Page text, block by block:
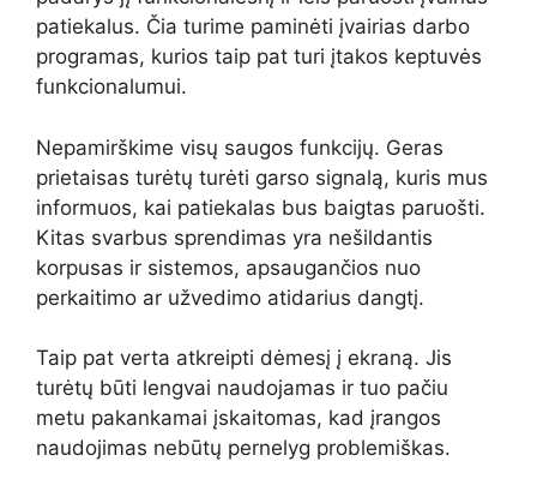
patiekalus. Čia turime paminėti įvairias darbo
programas, kurios taip pat turi įtakos keptuvės
funkcionalumui.
Nepamirškime visų saugos funkcijų. Geras
prietaisas turėtų turėti garso signalą, kuris mus
informuos, kai patiekalas bus baigtas paruošti.
Kitas svarbus sprendimas yra nešildantis
korpusas ir sistemos, apsaugančios nuo
perkaitimo ar užvedimo atidarius dangtį.
Taip pat verta atkreipti dėmesį į ekraną. Jis
turėtų būti lengvai naudojamas ir tuo pačiu
metu pakankamai įskaitomas, kad įrangos
naudojimas nebūtų pernelyg problemiškas.